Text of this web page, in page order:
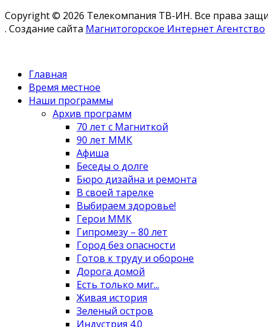
Copyright © 2026 Телекомпания ТВ-ИН. Все права
. Создание сайта Магнитогорское Интернет Агентство
Главная
Время местное
Наши программы
Архив программ
70 лет с Магниткой
90 лет ММК
Афиша
Беседы о долге
Бюро дизайна и ремонта
В своей тарелке
Выбираем здоровье!
Герои ММК
Гипромезу – 80 лет
Город без опасности
Готов к труду и обороне
Дорога домой
Есть только миг...
Живая история
Зеленый остров
Индустрия 4.0